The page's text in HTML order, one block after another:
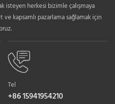
isteyen herkesi bizimle çalışmaya
kapsamlı pazarlama sağlamak için
Tel
+86 15941954210